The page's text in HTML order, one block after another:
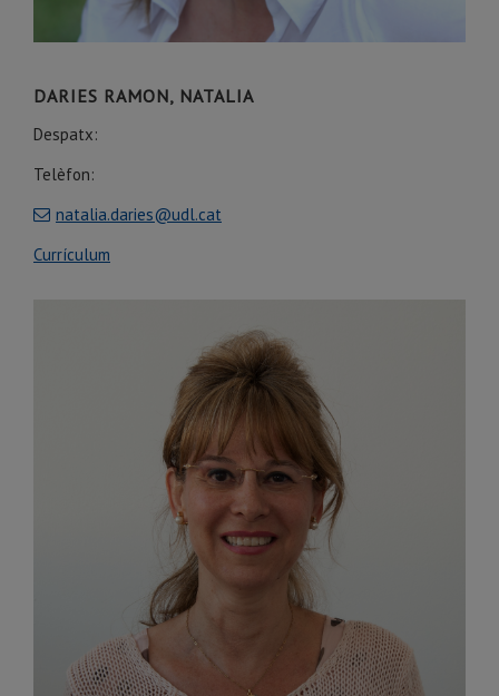
DARIES RAMON, NATALIA
Despatx:
Telèfon:
natalia.daries@udl.cat
Currículum